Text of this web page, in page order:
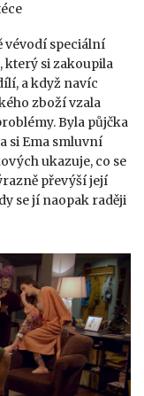
vévodí speciální
si zakoupila
a když navíc
zboží vzala
Byla půjčka
si Ema smluvní
ukazuje, co se
převýší její
se jí naopak raději